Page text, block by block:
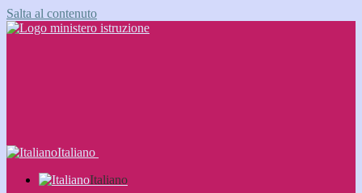
Salta al contenuto
Italiano
Italiano